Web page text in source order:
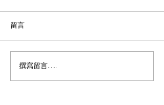
留言
撰寫留言......